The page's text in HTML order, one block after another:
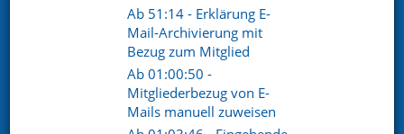
Ab 51:14 - Erklärung E-
Mail-Archivierung mit
Bezug zum Mitglied
Ab 01:00:50 -
Mitgliederbezug von E-
Mails manuell zuweisen
Vereinsverwaltung
Mitgliederverwaltung
Finanzverwaltung
Kommunikation /
Schriftverkehr